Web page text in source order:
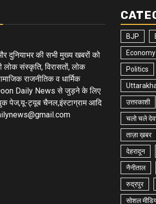
दुनियाभर की सभी मुख्य खबरों को
लोक संस्कृति, विरासतों, लोक
राजनीतिक व धार्मिक
Daily News से जुड़ने के लिए
पेज,यू-ट्यूब चैनल,इंस्टाग्राम आदि
BJP
Economy
Politics
उत्तरकाशी
चलो चले
ताज़ा ख़बर
देहरादून
नैनीताल
रुद्रपुर
सोशल